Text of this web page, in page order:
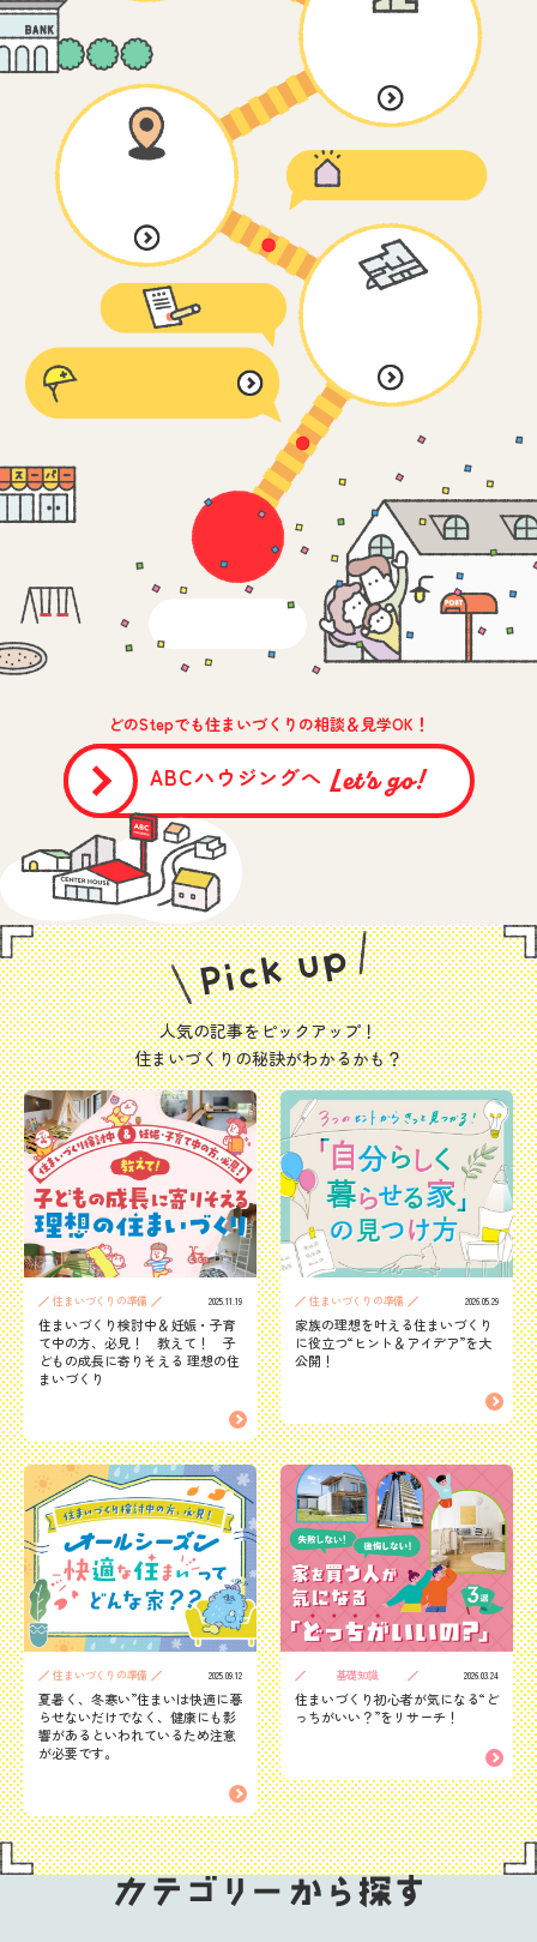
どのStepでも住まいづくりの相談＆見学OK！
ABCハウジングへ Let’s go!
人気の記事をピックアップ！
住まいづくりの秘訣がわかるかも？
住まいづくりの準備 2025.11.19
住まいづくり検討中＆妊娠・子育
て中の方、必見！ 教えて！ 子
どもの成長に寄りそえる 理想の住
まいづくり
住まいづくりの準備 2026.05.29
家族の理想を叶える住まいづくり
に役立つ“ヒント＆アイデア”を大
公開！
住まいづくりの準備 2025.09.12
夏暑く、冬寒い”住まいは快適に暮
らせないだけでなく、健康にも影
響があるといわれているため注意
が必要です。
基礎知識 2026.03.24
住まいづくり初心者が気になる“ど
っちがいい？”をリサーチ！